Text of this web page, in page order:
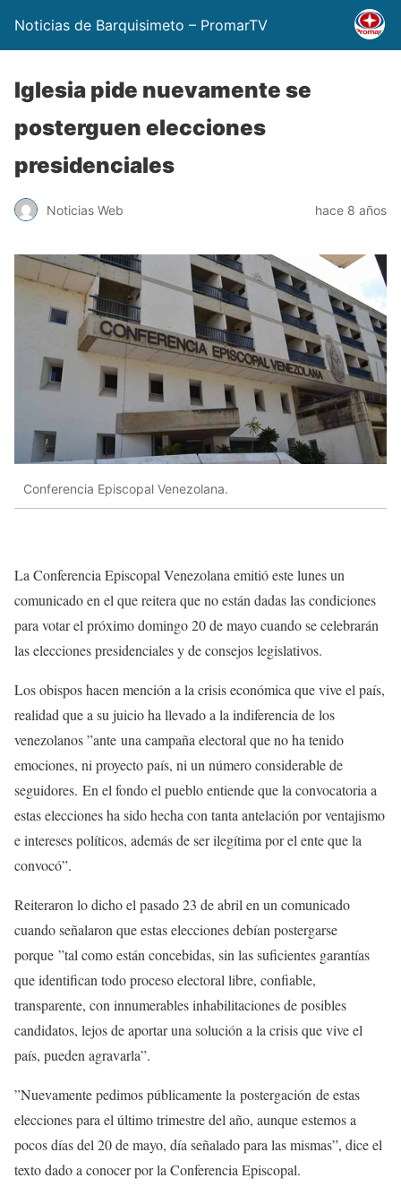
Noticias de Barquisimeto – PromarTV
Iglesia pide nuevamente se
posterguen elecciones
presidenciales
Noticias Web hace 8 años
Conferencia Episcopal Venezolana.
La Conferencia Episcopal Venezolana emitió este lunes un
comunicado en el que reitera que no están dadas las condiciones
para votar el próximo domingo 20 de mayo cuando se celebrarán
las elecciones presidenciales y de consejos legislativos.
Los obispos hacen mención a la crisis económica que vive el país,
realidad que a su juicio ha llevado a la indiferencia de los
venezolanos ”ante una campaña electoral que no ha tenido
emociones, ni proyecto país, ni un número considerable de
seguidores. En el fondo el pueblo entiende que la convocatoria a
estas elecciones ha sido hecha con tanta antelación por ventajismo
e intereses políticos, además de ser ilegítima por el ente que la
convocó”.
Reiteraron lo dicho el pasado 23 de abril en un comunicado
cuando señalaron que estas elecciones debían postergarse
porque ”tal como están concebidas, sin las suficientes garantías
que identifican todo proceso electoral libre, confiable,
transparente, con innumerables inhabilitaciones de posibles
candidatos, lejos de aportar una solución a la crisis que vive el
país, pueden agravarla”.
”Nuevamente pedimos públicamente la postergación de estas
elecciones para el último trimestre del año, aunque estemos a
pocos días del 20 de mayo, día señalado para las mismas”, dice el
texto dado a conocer por la Conferencia Episcopal.